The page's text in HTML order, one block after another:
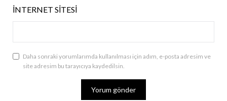
İNTERNET SITESI
Daha sonraki yorumlarımda kullanılması için adım, e-posta adresim ve
site adresim bu tarayıcıya kaydedilsin.